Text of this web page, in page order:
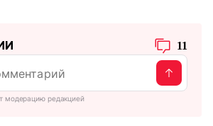
11
модерацию редакцией